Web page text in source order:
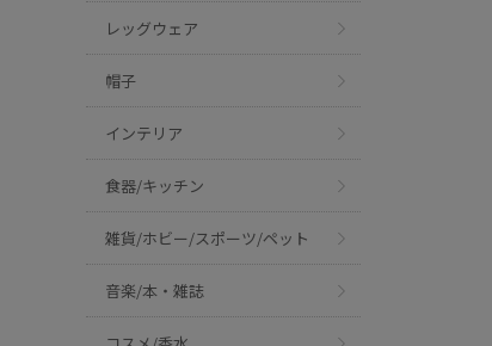
レッグウェア
帽子
インテリア
食器/キッチン
雑貨/ホビー/スポーツ/ペット
音楽/本・雑誌